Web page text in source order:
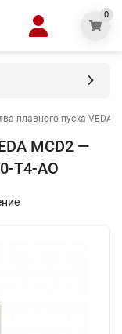
0
плавного пуска VEDA
MCD2 —
T4-AO